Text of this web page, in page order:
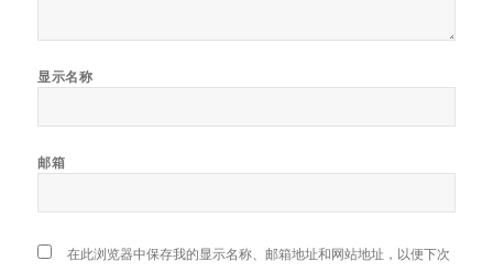
显示名称
邮箱
在此浏览器中保存我的显示名称、邮箱地址和网站地址，以便下次